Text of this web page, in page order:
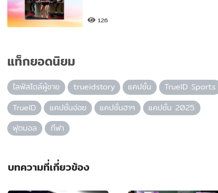
126
แท็กยอดนิยม
ไลฟ์สไตล์ผู้ชาย trueidstory แคปชั่น
TrueID Sports
TrueID
แคปชั่นอ่อย แคปชั่นฮาๆ
แคปชั่น 2025
ฟุตบอล
กีฬา
บทความที่เกี่ยวข้อง